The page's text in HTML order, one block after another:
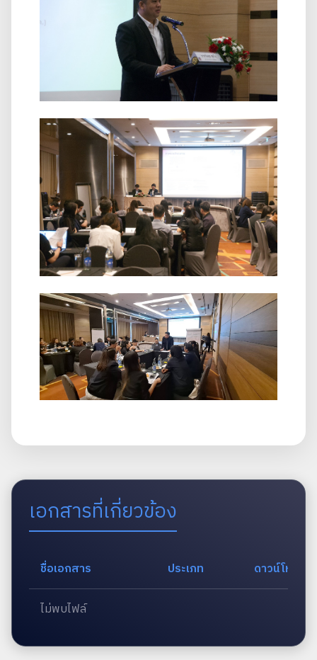
เอกสารที่เกี่ยวข้อง
ชื่อเอกสาร ประเภท ดาวน์โหลด
ไม่พบไฟล์